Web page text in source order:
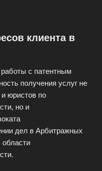
клиента в
с патентным
получения услуг не
юристов по
но и
дел в Арбитражных